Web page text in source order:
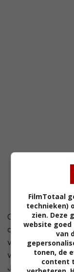
Overvallers Joe
originele manier
voor de overval
volgende
Joe en Terry
FilmTotaal
technieken)
zien. Deze
website
van
tonen, de
content